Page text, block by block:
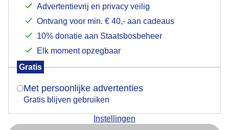
Advertentievrij en privacy veilig
Ontvang voor min. € 40,- aan cadeaus
10% donatie aan Staatsbosbeheer
Elk moment opzegbaar
Gratis
Met persoonlijke advertenties
Gratis blijven gebruiken
Instellingen
Indien je hier nog geen akkoord op hebt gegeven,
verschijnt er zo een pop-up uit je browser waarin
Is goed, toon de popup
Nu niet, misschien later